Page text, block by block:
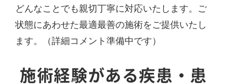
どんなことでも親切丁寧に対応いたします。ご
状態にあわせた最適最善の施術をご提供いたし
ます。（詳細コメント準備中です）
施術経験がある疾患・患